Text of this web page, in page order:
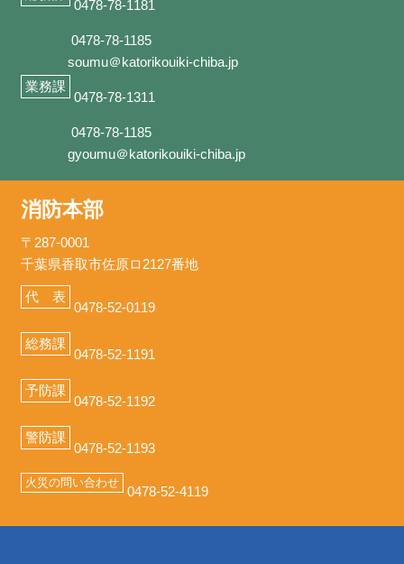
0478-78-1181
0478-78-1185
soumu＠katorikouiki-chiba.jp
業務課
0478-78-1311
0478-78-1185
gyoumu＠katorikouiki-chiba.jp
消防本部
〒287-0001
千葉県香取市佐原ロ2127番地
代 表
0478-52-0119
総務課
0478-52-1191
予防課
0478-52-1192
警防課
0478-52-1193
火災の問い合わせ
0478-52-4119